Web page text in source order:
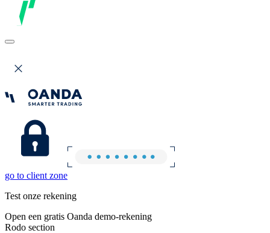
go to client zone
Test onze rekening
Open een gratis Oanda demo-rekening
Rodo section